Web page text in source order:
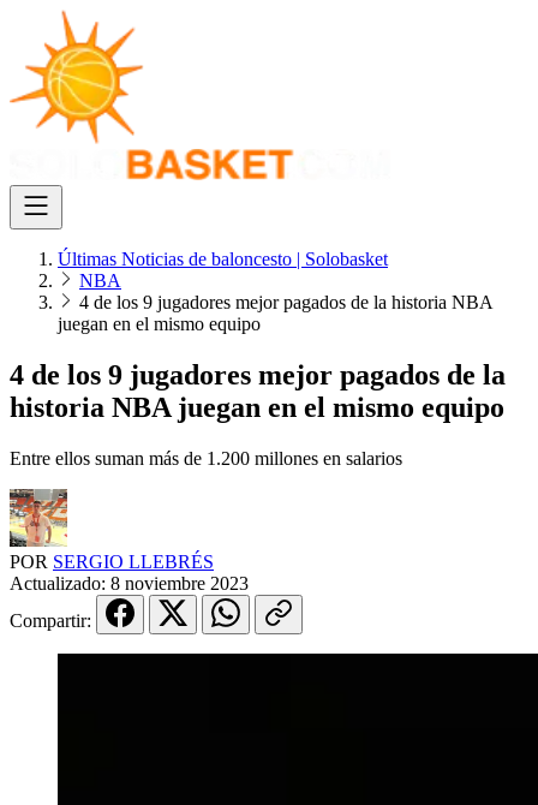
Últimas Noticias de baloncesto | Solobasket
NBA
4 de los 9 jugadores mejor pagados de la historia NBA
juegan en el mismo equipo
4 de los 9 jugadores mejor pagados de la
historia NBA juegan en el mismo equipo
Entre ellos suman más de 1.200 millones en salarios
POR SERGIO LLEBRÉS
Actualizado: 8 noviembre 2023
Compartir: